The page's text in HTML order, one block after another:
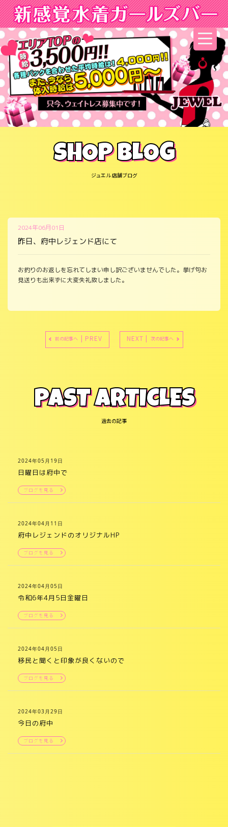
SHOP BLOG
ジュエル 店舗ブログ
昨日、府中レジェンド店にて
2024年06月01日
お釣りのお返しを忘れてしまい申し訳ございませんでした。挙げ句お
見送りも出来ずに大変失礼致しました。
前の記事へ | PREV NEXT | 次の記事へ
PAST ARTICLES
過去の記事
日曜日は府中で
2024年05月19日
ブログを見る
府中レジェンドのオリジナルHP
2024年04月11日
ブログを見る
令和6年4月5日金曜日
2024年04月05日
ブログを見る
移民と聞くと印象が良くないので
2024年04月05日
ブログを見る
今日の府中
2024年03月29日
ブログを見る